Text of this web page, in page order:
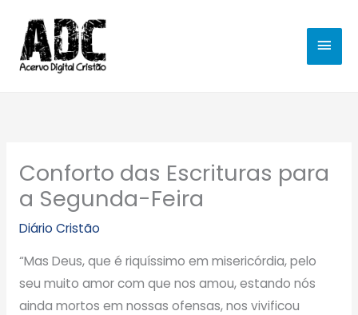
para
conteúdo
Conforto das Escrituras para
a Segunda-Feira
Diário Cristão
“Mas Deus, que é riquíssimo em misericórdia, pelo
seu muito amor com que nos amou, estando nós
ainda mortos em nossas ofensas, nos vivificou